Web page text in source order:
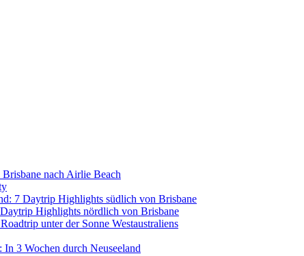
nach Airlie Beach
7 Daytrip Highlights südlich von Brisbane
Highlights nördlich von Brisbane
unter der Sonne Westaustraliens
3 Wochen durch Neuseeland